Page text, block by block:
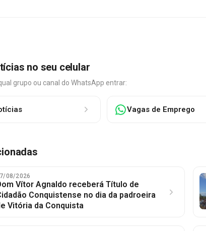
no seu celular
grupo ou canal do WhatsApp entrar:
Vagas de Emprego
08/2026
Vítor Agnaldo receberá Título de
Conquistense no dia da padroeira
Vitória da Conquista